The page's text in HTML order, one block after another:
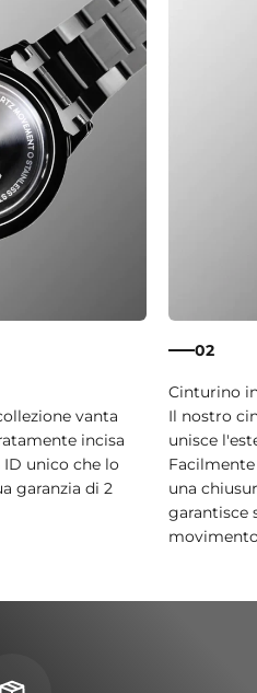
vanta
incisa
unico che lo
garanzia di 2
02
Il nostro
unisce
una
garantisce